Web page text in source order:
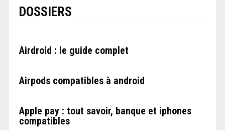
DOSSIERS
Airdroid : le guide complet
Airpods compatibles à android
Apple pay : tout savoir, banque et iphones
compatibles